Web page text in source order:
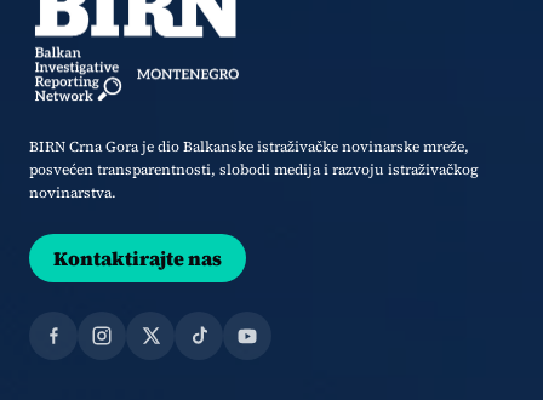
BIRN Crna Gora je dio Balkanske istraživačke novinarske mreže,
posvećen transparentnosti, slobodi medija i razvoju istraživačkog
novinarstva.
Kontaktirajte nas
Facebook
Instagram
X TikTokYouTube